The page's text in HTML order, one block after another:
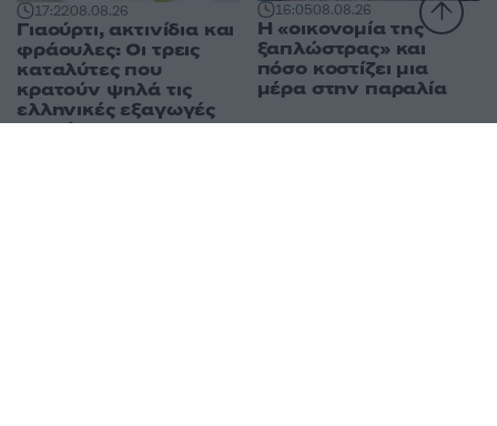
17:2208.08.26
Γιαούρτι, ακτινίδια και
φράουλες: Οι τρεις
καταλύτες που
κρατούν ψηλά τις
ελληνικές εξαγωγές
τροφίμων
16:0508.08.26
Η «οικονομία της
ξαπλώστρας» και
πόσο κοστίζει μια
μέρα στην παραλία